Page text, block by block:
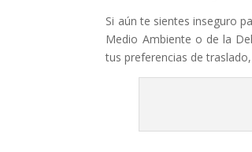
Si aún te sientes inseguro
Medio Ambiente o de la
tus preferencias de